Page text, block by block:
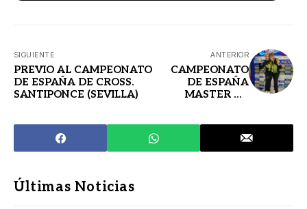
SIGUIENTE
PREVIO AL CAMPEONATO
DE ESPAÑA DE CROSS.
SANTIPONCE (SEVILLA)
ANTERIOR
CAMPEONATO
DE ESPAÑA
MASTER DE
11-2021
Últimas Noticias